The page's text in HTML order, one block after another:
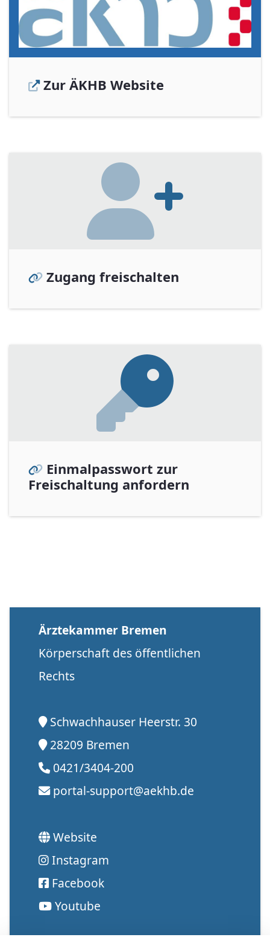
Zur ÄKHB Website
Zugang freischalten
Einmalpasswort zur
Freischaltung anfordern
Ärztekammer Bremen
Körperschaft des öffentlichen
Rechts
Schwachhauser Heerstr. 30
28209 Bremen
0421/3404-200
portal-support@aekhb.de
Website
Instagram
Facebook
Youtube